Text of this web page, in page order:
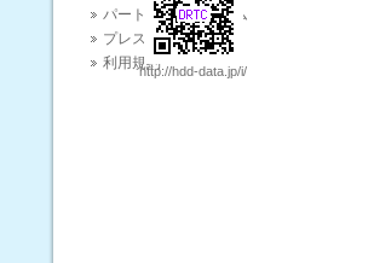
パートナープログラム
プレスリリース
利用規約http://hdd-data.jp/i/